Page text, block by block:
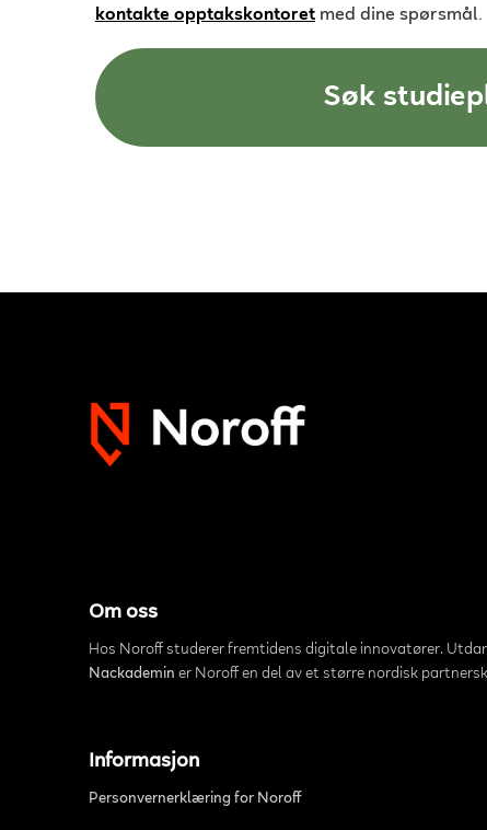
kontakte opptakskontoret med dine spørsmål.
Søk
Om oss
Hos Noroff studerer fremtidens digitale innovatører.
Nackademin er Noroff en del av et større nordisk
Informasjon
Personvernerklæring for Noroff